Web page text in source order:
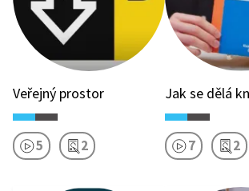
Veřejný prostor
5 2
Jak se dělá
7 2